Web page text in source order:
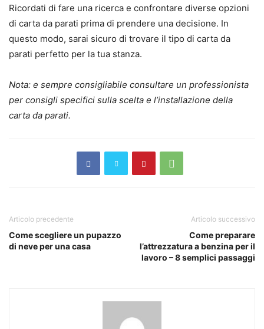
Ricordati di fare una ricerca e confrontare diverse opzioni
di carta da parati prima di prendere una decisione. In
questo modo, sarai sicuro di trovare il tipo di carta da
parati perfetto per la tua stanza.
Nota: e sempre consigliabile consultare un professionista
per consigli specifici sulla scelta e l’installazione della
carta da parati.
Articolo precedente
Come scegliere un pupazzo
di neve per una casa
Articolo successivo
Come preparare
l’attrezzatura a benzina per il
lavoro – 8 semplici passaggi